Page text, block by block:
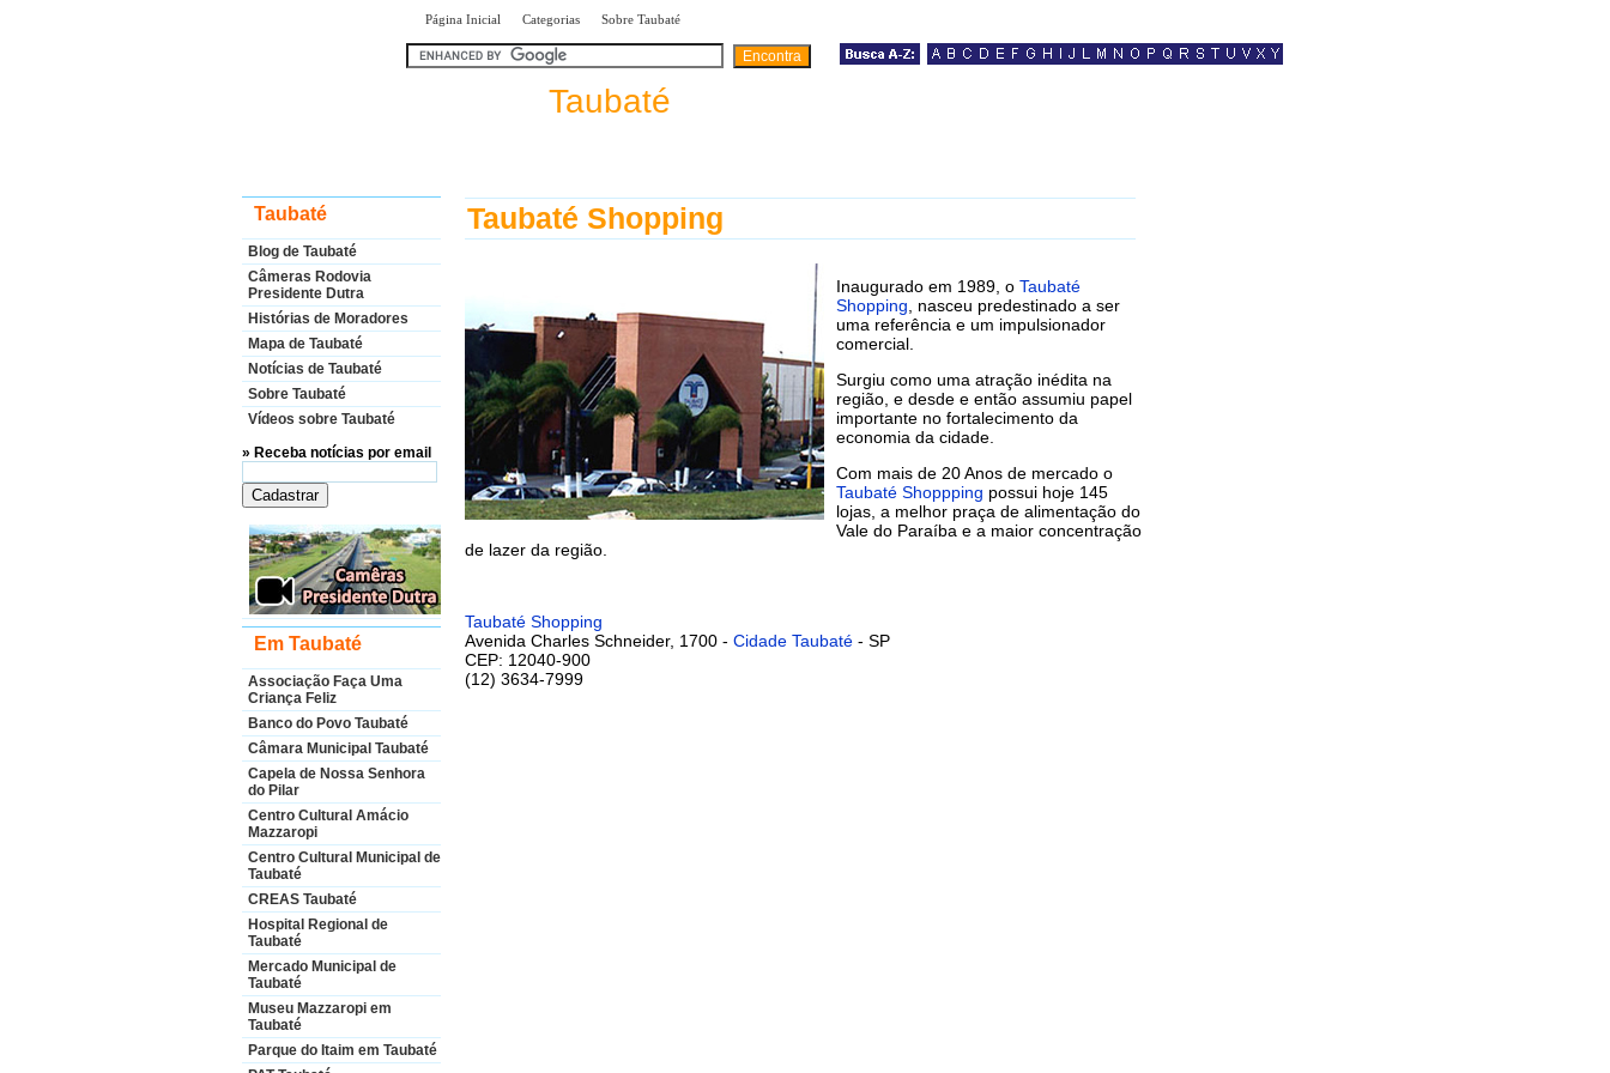
Página Inicial Categorias Sobre Taubaté
Taubaté
Taubaté
Blog de Taubaté
Câmeras Rodovia
Presidente Dutra
Histórias de Moradores
Mapa de Taubaté
Notícias de Taubaté
Sobre Taubaté
Vídeos sobre Taubaté
» Receba notícias por email
Em Taubaté
Associação Faça Uma
Criança Feliz
Banco do Povo Taubaté
Câmara Municipal Taubaté
Capela de Nossa Senhora
do Pilar
Centro Cultural Amácio
Mazzaropi
Centro Cultural Municipal de
Taubaté
CREAS Taubaté
Hospital Regional de
Taubaté
Mercado Municipal de
Taubaté
Museu Mazzaropi em
Taubaté
Parque do Itaim em Taubaté
Taubaté Shopping
Inaugurado em 1989, o Taubaté
Shopping , nasceu predestinado a ser
uma referência e um impulsionador
comercial.
Surgiu como uma atração inédita na
região, e desde e então assumiu papel
importante no fortalecimento da
economia da cidade.
Com mais de 20 Anos de mercado o
Taubaté Shoppping possui hoje 145
lojas, a melhor praça de alimentação do
Vale do Paraíba e a maior concentração
de lazer da região.
Taubaté Shopping
Avenida Charles Schneider, 1700 - Cidade Taubaté - SP
CEP: 12040-900
(12) 3634-7999